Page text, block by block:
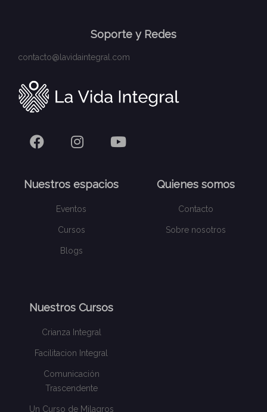
Soporte y Redes
contacto@lavidaintegral.com
Nuestros espacios
Eventos
Cursos
Blogs
Quienes somos
Contacto
Sobre nosotros
Nuestros Cursos
Crianza Integral
Facilitacion Integral
Comunicación
Trascendente
Un Curso de Milagros